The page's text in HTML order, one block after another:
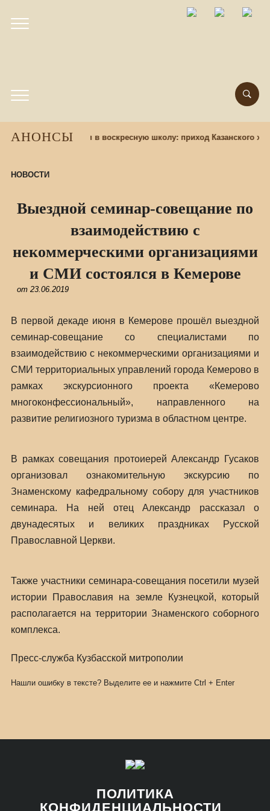
АНОНСЫ
Набор учащихся в воскресную школу: приход Казанского
НОВОСТИ
Выездной семинар-совещание по
взаимодействию с
некоммерческими организациями
и СМИ состоялся в Кемерове
от 23.06.2019
В первой декаде июня в Кемерове прошёл выездной
семинар-совещание со специалистами по
взаимодействию с некоммерческими организациями и
СМИ территориальных управлений города Кемерово в
рамках экскурсионного проекта «Кемерово
многоконфессиональный», направленного на
развитие религиозного туризма в областном центре.
В рамках совещания протоиерей Александр Гусаков
организовал ознакомительную экскурсию по
Знаменскому кафедральному собору для участников
семинара. На ней отец Александр рассказал о
двунадесятых и великих праздниках Русской
Православной Церкви.
Также участники семинара-совещания посетили музей
истории Православия на земле Кузнецкой, который
располагается на территории Знаменского соборного
комплекса.
Пресс-служба Кузбасской митрополии
Нашли ошибку в тексте? Выделите ее и нажмите Ctrl + Enter
ПОЛИТИКА
КОНФИДЕНЦИАЛЬНОСТИ